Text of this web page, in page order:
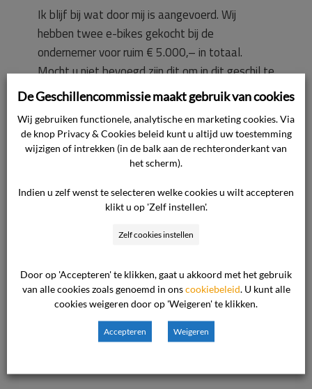
Ik blijf bij wat door mij is aangevoerd. Wij
hebben twee e-bikes gekocht bij de
ondernemer voor ruim € 5.000,– in totaal.
Mocht u niet bevoegd zijn dit om in dit geschil te
beslissen, dan hoor ik graag bij welke commissie
De consument verlangt de ondernemer te
verplichten tot betaling van een
schadevergoeding van € 500,–.
commissie kenbaar te maken.
Wel blijkt het standpunt van de ondernemer uit
de e-mail van de ondernemer aan de consument
De Geschillencommissie maakt gebruik van cookies
Wij gebruiken functionele, analytische en marketing cookies. Via
de knop Privacy & Cookies beleid kunt u altijd uw toestemming
wijzigen of intrekken (in de balk aan de rechteronderkant van
het scherm).
Indien u zelf wenst te selecteren welke cookies u wilt accepteren
klikt u op 'Zelf instellen'.
Zelf cookies instellen
Door op 'Accepteren' te klikken, gaat u akkoord met het gebruik
van alle cookies zoals genoemd in onscookiebeleid. U kunt alle
cookies weigeren door op 'Weigeren' te klikken.
Accepteren Weigeren